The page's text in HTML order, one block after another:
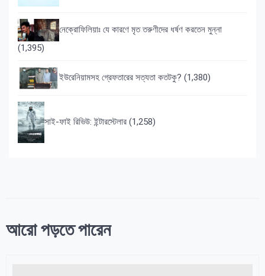
নেক্রোফিলিয়াঃ যে কারণে মৃত তরুণীদের ধর্ষণ করতেন মুন্না
(1,395)
ইউরেনিয়ামসহ গ্রেফতারের সত্যতা কতটকু? (1,380)
সাই-ফাই রিভিউ: ইন্টারস্টেলার (1,258)
আরো পড়তে পারেন